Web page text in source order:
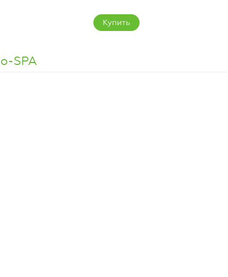
Купить
SPA